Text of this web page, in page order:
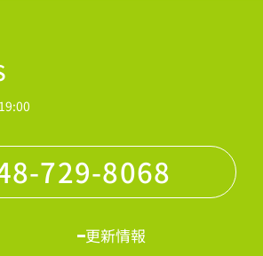
729-8068
更新情報